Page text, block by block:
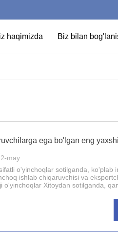
haqimizda Biz bilan
ega bo'lgan eng
may
o'yinchoqlar sotilganda, ko'plab
ishlab chiqaruvchisi va
Xitoydan sotilganda,